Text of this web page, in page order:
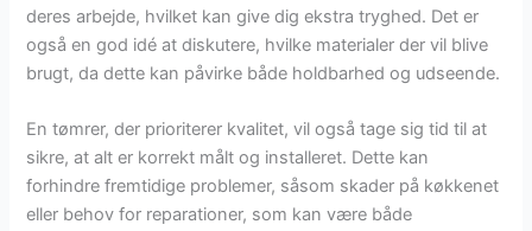
deres arbejde, hvilket kan give dig ekstra tryghed. Det er
også en god idé at diskutere, hvilke materialer der vil blive
brugt, da dette kan påvirke både holdbarhed og udseende.
En tømrer, der prioriterer kvalitet, vil også tage sig tid til at
sikre, at alt er korrekt målt og installeret. Dette kan
forhindre fremtidige problemer, såsom skader på køkkenet
eller behov for reparationer, som kan være både